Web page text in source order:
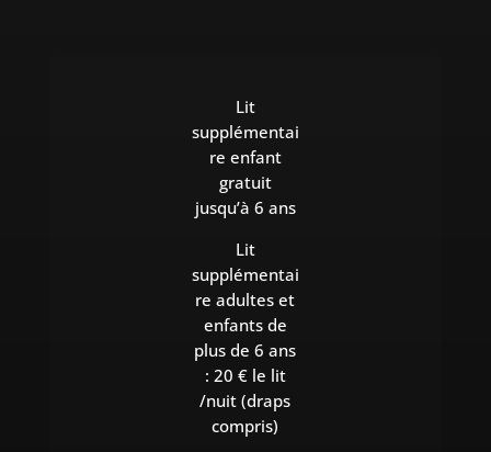
Lit
supplémentai
re enfant
gratuit
jusqu’à 6 ans
Lit
supplémentai
re adultes et
enfants de
plus de 6 ans
: 20 € le lit
/nuit (draps
compris)